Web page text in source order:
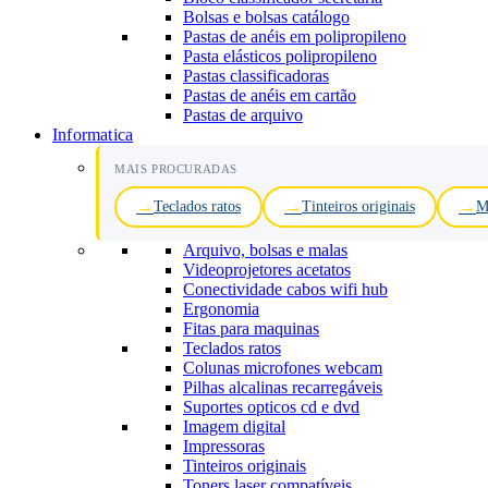
Bolsas e bolsas catálogo
Pastas de anéis em polipropileno
Pasta elásticos polipropileno
Pastas classificadoras
Pastas de anéis em cartão
Pastas de arquivo
Informatica
MAIS PROCURADAS
Teclados ratos Tinteiros originais
Arquivo, bolsas e malas
Videoprojetores acetatos
Conectividade cabos wifi hub
Ergonomia
Fitas para maquinas
Teclados ratos
Colunas microfones webcam
Pilhas alcalinas recarregáveis
Suportes opticos cd e dvd
Imagem digital
Impressoras
Tinteiros originais